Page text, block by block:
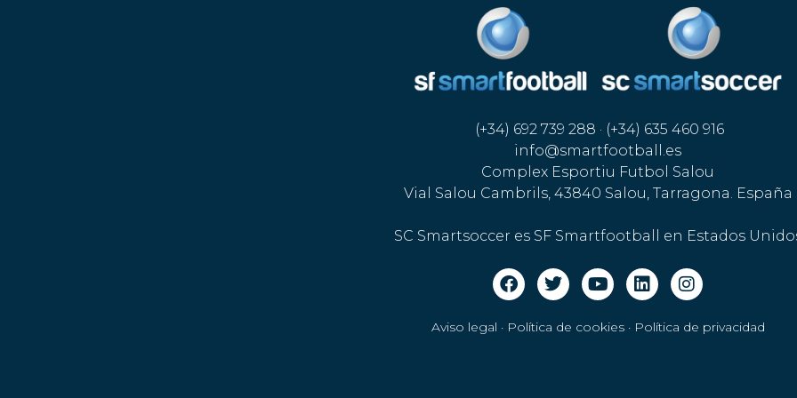
(+34) 692 739 288 · (+34) 635 460 916
info@smartfootball.es
Complex Esportiu Futbol Salou
Vial Salou Cambrils, 43840 Salou, Tarragona. España
SC Smartsoccer es SF Smartfootball en Estados
Aviso legal · Política de cookies· Política de privacidad